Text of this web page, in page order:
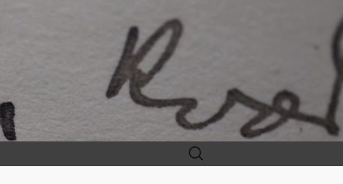
Leit
etter: